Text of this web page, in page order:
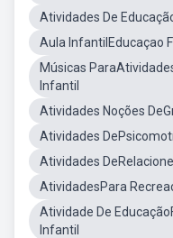
Atividades De
Aula InfantilEducaçao
Músicas
Infantil
Atividades Noções
Atividades
Atividades
AtividadesPara
Atividade De
Infantil